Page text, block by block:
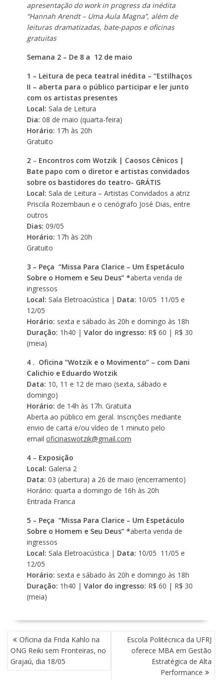
apresentação do work in progress da inédita
“Hannah Arendt – Uma Aula Magna”, além de
leituras dramatizadas, bate-papos e oficinas
gratuitas
Semana 2 – De 8 a 12 de maio
1 – Leitura de peca teatral inédita – “Estilhaços
II – aberta para o público participar e ler junto
com os artistas presentes
Local: Sala de Leitura
Dia: 08 de maio (quarta-feira)
Horário: 17h às 20h
Gratuito
2– Encontros com Wotzik | Caosos Cênicos |
Bate papo com o diretor e artistas convidados
sobre os bastidores do teatro- GRÁTIS
Local: Sala de Leitura – Artistas Convidados a atriz
Priscila Rozembaun e o cenógrafo José Dias, entre
outros
Dias: 09/05
Horário: 17h às 20h
Gratuito
3 – Peça “Missa Para Clarice – Um Espetáculo
Sobre o Homem e Seu Deus” *aberta venda de
ingressos
Local: Sala Eletroacústica | Data: 10/05 11/05 e
12/05
Horário: sexta e sábado às 20h e domingo às 18h
Duração: 1h40 | Valor do ingresso: R$ 60 | R$ 30
(meia)
4 . Oficina “Wotzik e o Movimento” – com Dani
Calichio e Eduardo Wotzik
Data: 10, 11 e 12 de maio (sexta, sábado e
domingo)
Horário: de 14h às 17h. Gratuita
Aberta ao público em geral. Inscrições mediante
envio de carta e/ou vídeo de 1 minuto pelo
email oficinaswotzik@gmail.com
4– Exposição
Local: Galeria 2
Data: 03 (abertura) a 26 de maio (encerramento)
Horário: quarta a domingo de 16h às 20h
Entrada Franca
5 – Peça “Missa Para Clarice – Um Espetáculo
Sobre o Homem e Seu Deus” *aberta venda de
ingressos
Local: Sala Eletroacústica | Data: 10/05 11/05 e
12/05
Horário: sexta e sábado às 20h e domingo às 18h
Duração: 1h40 | Valor do ingresso: R$ 60 | R$ 30
(meia)
N
A
V
E
Oficina da Frida Kahlo na
ONG Reiki sem Fronteiras, no
Grajaú, dia 18/05
Escola Politécnica da UFRJ
oferece MBA em Gestão
Estratégica de Alta
Performance